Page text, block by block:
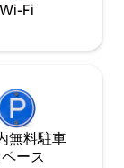
Wi-Fi
無料駐⁠車
ー⁠ス